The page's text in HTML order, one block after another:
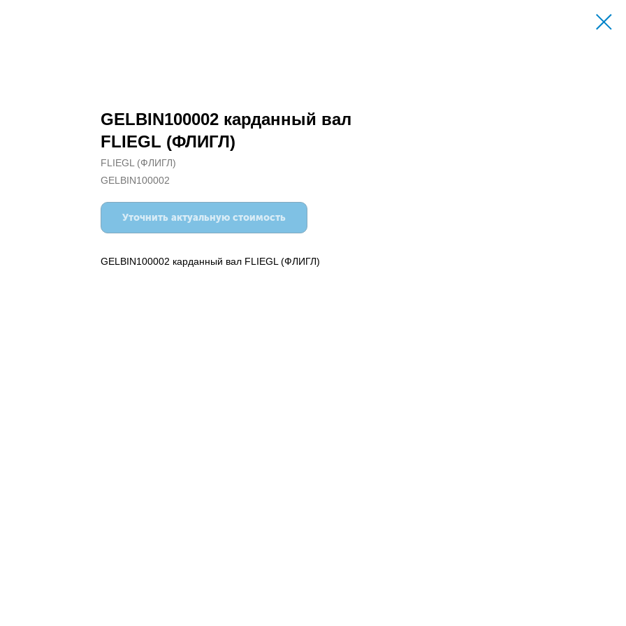
GELBIN100002 карданный вал
FLIEGL (ФЛИГЛ)
FLIEGL (ФЛИГЛ)
GELBIN100002
Уточнить актуальную стоимость
GELBIN100002 карданный вал FLIEGL (ФЛИГЛ)